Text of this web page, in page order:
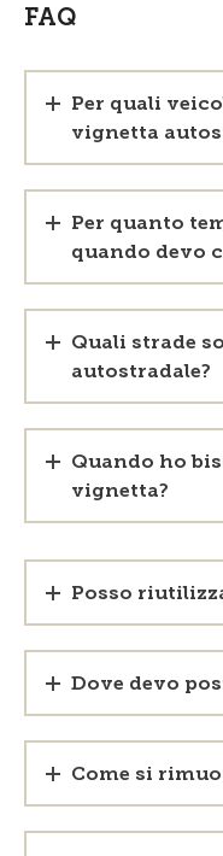
FAQ
Per quali
vignetta
Per quanto
quando devo
Quali strade
autostradale?
Quando ho
vignetta?
Posso
Dove devo
Come si